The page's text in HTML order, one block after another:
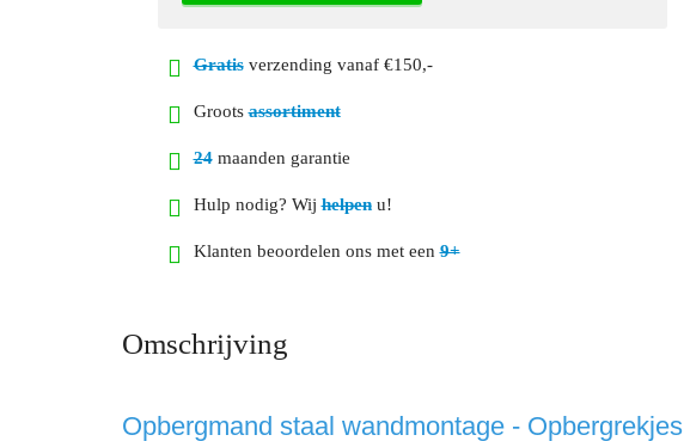
Gratisverzending vanaf €150,-
Grootsassortiment
24maanden garantie
Hulp nodig? Wijhelpenu!
Klanten beoordelen ons met een9+
Omschrijving
Opbergmand staal wandmontage - Opbergrekjes